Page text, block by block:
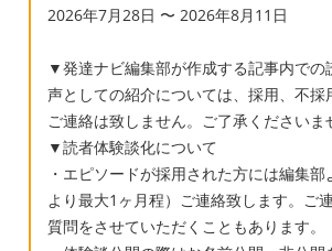
2026年7月28日 〜 2026年8月11日
▼発達ナビ編集部が作成する記事内での
声としての紹介については、採用、不採
ご連絡は致しません。ご了承くださいま
▼読者体験談化について
・エピソードが採用された方には編集
より最大1ヶ月程）ご連絡致します。ご
質問をさせていただくこともあります。